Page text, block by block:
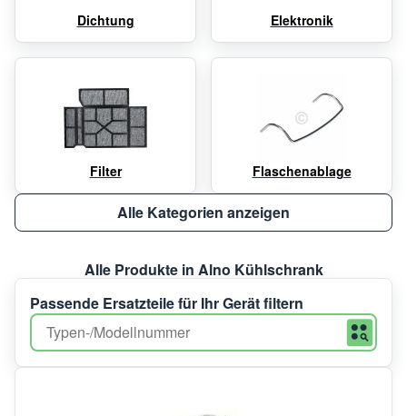
Dichtung Elektronik
Filter Flaschenablage
Alle Kategorien anzeigen
Alle Produkte in Alno Kühlschrank
Passende Ersatzteile für Ihr Gerät filtern